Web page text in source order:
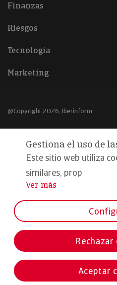
Finanzas
Riesgos
Tecnología
Marketing
@Copyright 2026, Iberinform
Declaración de privacidad
Compromiso calidad y seguridad
Formamos parte de:
Gestiona el uso de
Este sitio web utiliza
similares, prop
...
Ver más
Rechazar
Aceptar